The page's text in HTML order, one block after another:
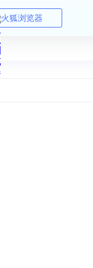
火狐浏览器